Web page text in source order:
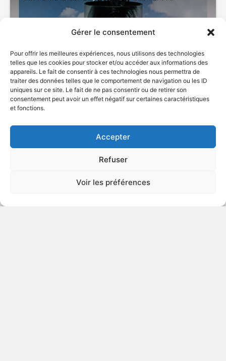
Gérer le consentement
Pour offrir les meilleures expériences, nous utilisons des technologies
telles que les cookies pour stocker et/ou accéder aux informations des
appareils. Le fait de consentir à ces technologies nous permettra de
traiter des données telles que le comportement de navigation ou les ID
uniques sur ce site. Le fait de ne pas consentir ou de retirer son
consentement peut avoir un effet négatif sur certaines caractéristiques
et fonctions.
Accepter
Refuser
Voir les préférences
1970 Comédie musicale
Une étoile est née